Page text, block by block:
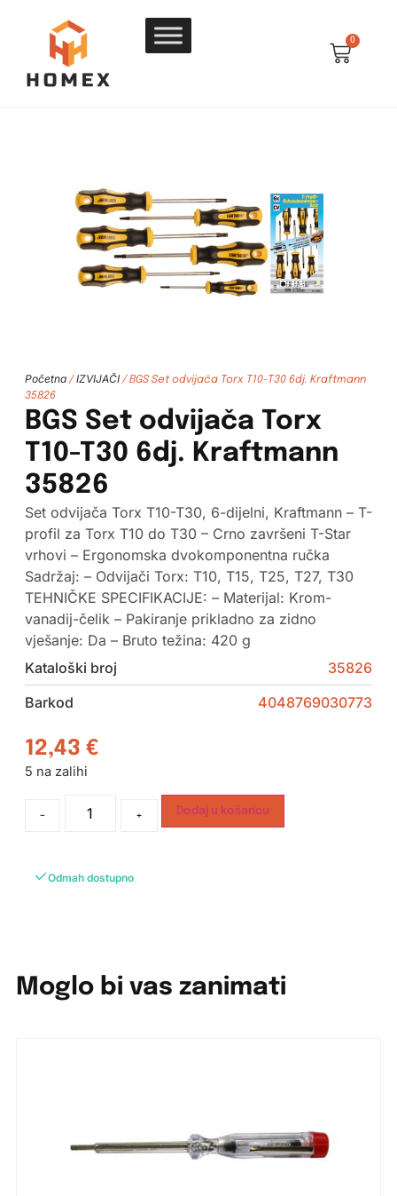
0
Početna/ IZVIJAČI/ BGS Set odvijača Torx T10-T30 6dj. Kraftmann
35826
BGS Set odvijača Torx
T10-T30 6dj. Kraftmann
35826
Set odvijača Torx T10-T30, 6-dijelni, Kraftmann – T-
profil za Torx T10 do T30 – Crno završeni T-Star
vrhovi – Ergonomska dvokomponentna ručka
Sadržaj: – Odvijači Torx: T10, T15, T25, T27, T30
TEHNIČKE SPECIFIKACIJE: – Materijal: Krom-
vanadij-čelik – Pakiranje prikladno za zidno
vješanje: Da – Bruto težina: 420 g
Kataloški broj
35826
Barkod
4048769030773
12,43 €
5 na zalihi
- + Dodaj u košaricu
Odmah dostupno
Moglo bi vas zanimati